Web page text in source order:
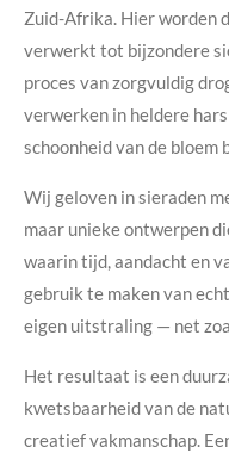
Zuid-Afrika. Hier worden
verwerkt tot bijzondere
proces van zorgvuldig
verwerken in heldere
schoonheid van de bloem
Wij geloven in sieraden
maar unieke ontwerpen
waarin tijd, aandacht en
gebruik te maken van
eigen uitstraling — net
Het resultaat is een
kwetsbaarheid van de
creatief vakmanschap.